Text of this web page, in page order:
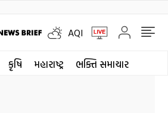
AQI
કૃષિ મહારાષ્ટ્ર ભક્તિ સમાચાર